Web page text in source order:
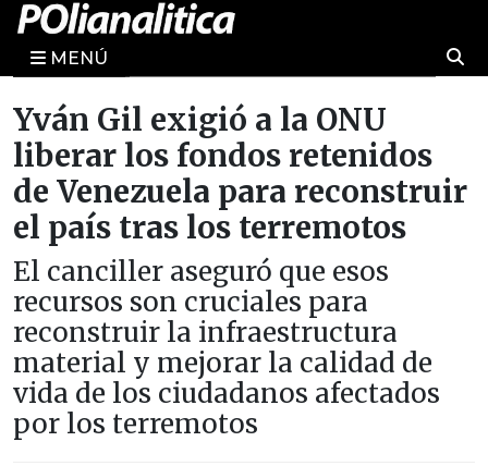
MENÚ
Yván Gil exigió a la ONU
liberar los fondos retenidos
de Venezuela para reconstruir
el país tras los terremotos
El canciller aseguró que esos
recursos son cruciales para
reconstruir la infraestructura
material y mejorar la calidad de
vida de los ciudadanos afectados
por los terremotos